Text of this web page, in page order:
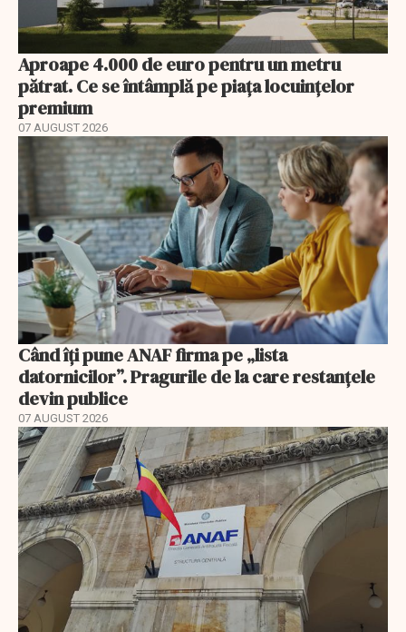
Aproape 4.000 de euro pentru un metru
pătrat. Ce se întâmplă pe piața locuințelor
premium
07 AUGUST 2026
Când îți pune ANAF firma pe „lista
datornicilor”. Pragurile de la care restanțele
devin publice
07 AUGUST 2026